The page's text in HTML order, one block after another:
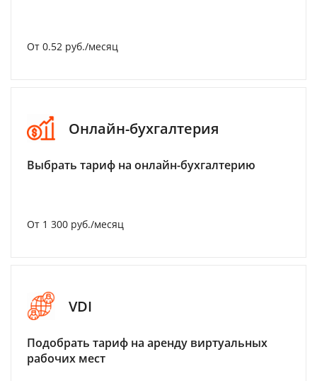
От 0.52 руб./месяц
Онлайн-бухгалтерия
Выбрать тариф на онлайн-бухгалтерию
От 1 300 руб./месяц
VDI
Подобрать тариф на аренду виртуальных
рабочих мест